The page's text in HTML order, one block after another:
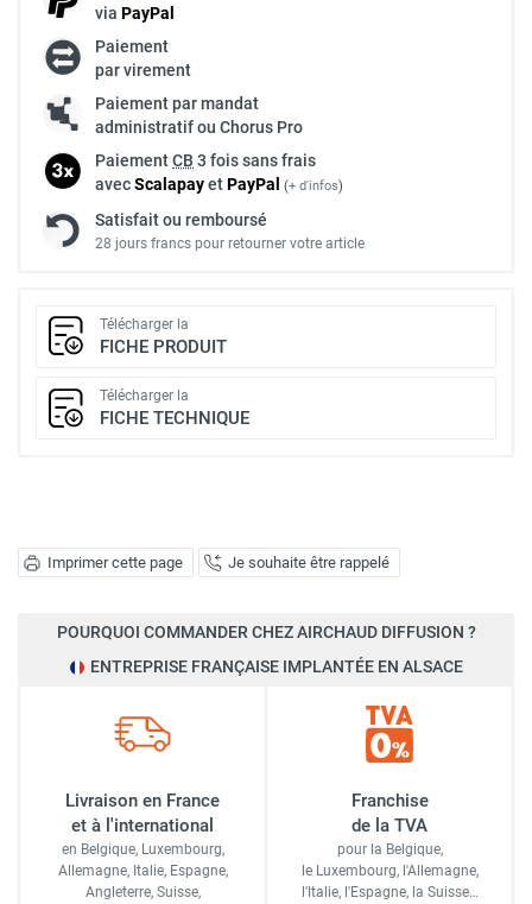
Imprimer cette page Je souhaite être rappelé
via PayPal
Paiement
par virement
Paiement par mandat
administratif ou Chorus Pro
PaiementCB 3 fois sans frais
avecScalapayetPayPal (+ d'infos)
Satisfait ou remboursé
28 jours francs pour retourner votre article
Télécharger la
FICHE PRODUIT
Télécharger la
FICHE TECHNIQUE
POURQUOI COMMANDER CHEZ AIRCHAUD DIFFUSION ?
ENTREPRISE FRANÇAISE IMPLANTÉE EN ALSACE
Livraison en France
et à l'international
en Belgique, Luxembourg,
Allemagne, Italie, Espagne,
Angleterre, Suisse,
Franchise
de la TVA
pour la Belgique,
le Luxembourg, l'Allemagne,
l'Italie, l'Espagne, la Suisse…